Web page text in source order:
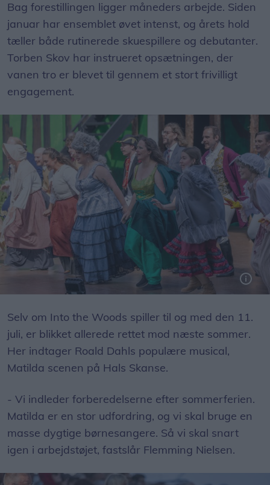
Bag forestillingen ligger måneders arbejde. Siden
januar har ensemblet øvet intenst, og årets hold
tæller både rutinerede skuespillere og debutanter.
Torben Skov har instrueret opsætningen, der
vanen tro er blevet til gennem et stort frivilligt
engagement.
Selv om Into the Woods spiller til og med den 11.
juli, er blikket allerede rettet mod næste sommer.
Her indtager Roald Dahls populære musical,
Matilda scenen på Hals Skanse.
- Vi indleder forberedelserne efter sommerferien.
Matilda er en stor udfordring, og vi skal bruge en
masse dygtige børnesangere. Så vi skal snart
igen i arbejdstøjet, fastslår Flemming Nielsen.